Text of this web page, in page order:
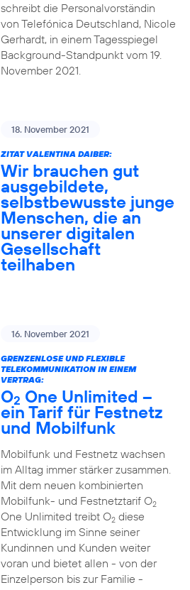
schreibt die Personalvorständin
von Telefónica Deutschland, Nicole
Gerhardt, in einem Tagesspiegel
Background-Standpunkt vom 19.
November 2021.
18. November 2021
ZITAT VALENTINA DAIBER:
Wir brauchen gut
ausgebildete,
selbstbewusste junge
Menschen, die an
unserer digitalen
Gesellschaft
teilhaben
16. November 2021
GRENZENLOSE UND FLEXIBLE
TELEKOMMUNIKATION IN EINEM
VERTRAG:
O2 One Unlimited –
ein Tarif für Festnetz
und Mobilfunk
Mobilfunk und Festnetz wachsen
im Alltag immer stärker zusammen.
Mit dem neuen kombinierten
Mobilfunk- und Festnetztarif O2
One Unlimited treibt O2diese
Entwicklung im Sinne seiner
Kundinnen und Kunden weiter
voran und bietet allen - von der
Einzelperson bis zur Familie -